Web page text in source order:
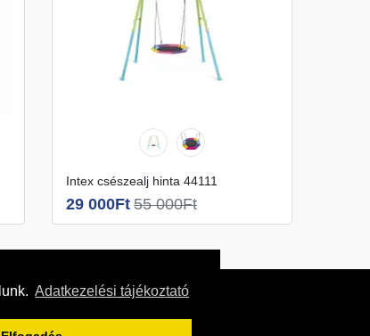
Adatkezelési tájékoztató
Intex csészealj hinta 44111
29 000Ft 55 000Ft